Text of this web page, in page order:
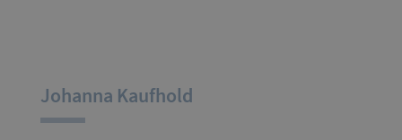
Johanna Kaufhold